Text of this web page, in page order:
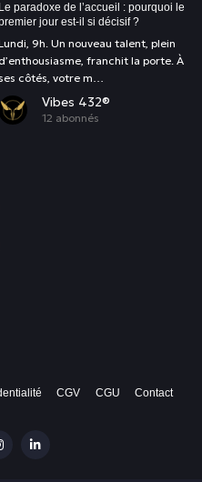
Le paradoxe de l’accueil : pourquoi le
jour est-il si décisif ?
9h. Un nouveau talent, plein
d’enthousiasme, franchit la porte. À
côtés, votre m…
Vibes 432®
12 abonnés
CGV CGU Contact